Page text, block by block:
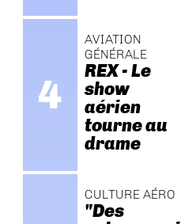
AVIATION
GÉNÉRALE
REX - Le
show
aérien
tourne au
drame
CULTURE AÉRO
"Des